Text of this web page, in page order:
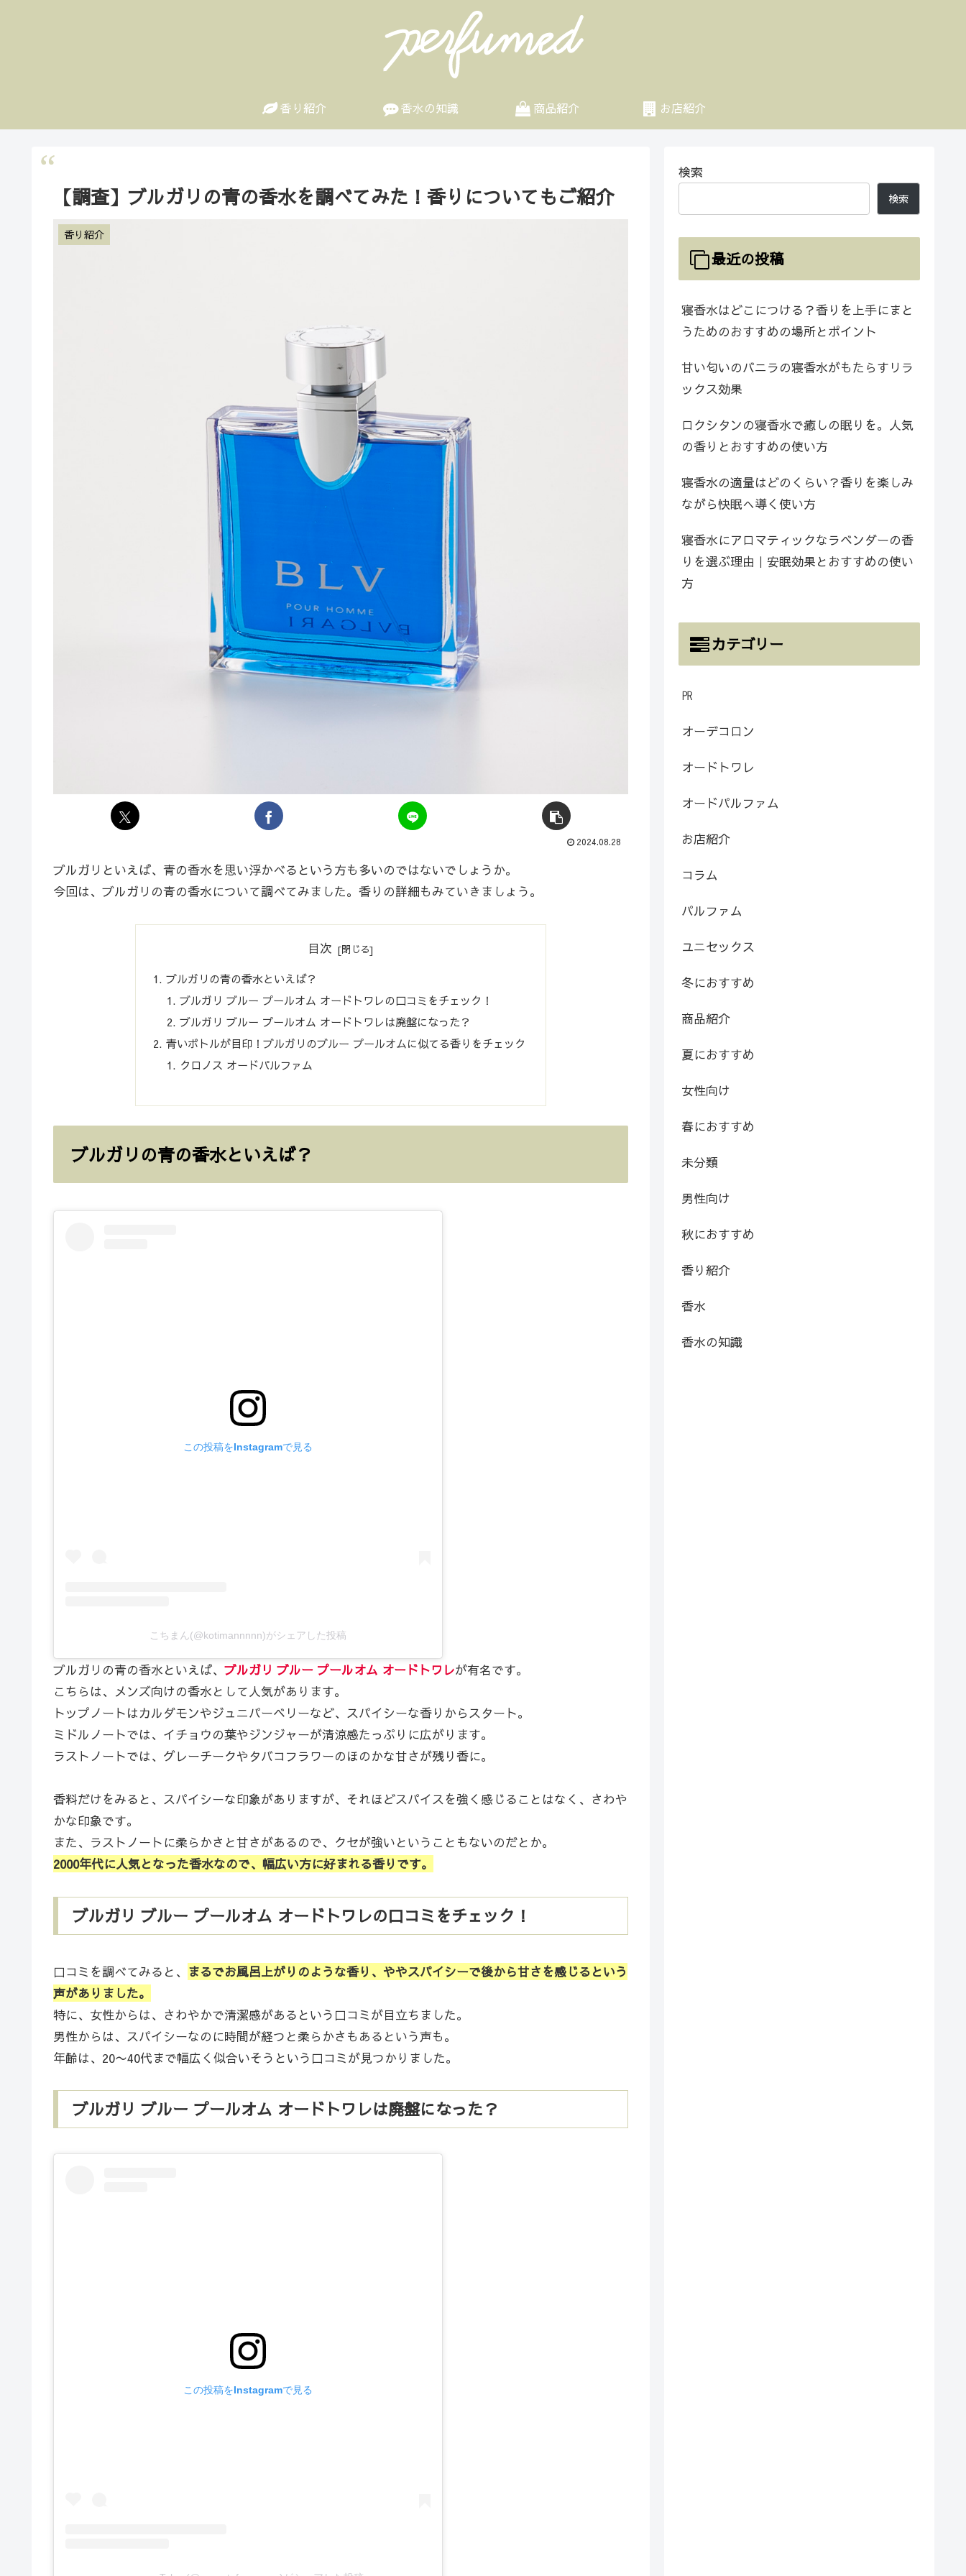
香り紹介 香水の知識 商品紹介 お店紹介
【調査】ブルガリの青の香水を調べてみた！香りについてもご紹介
香り紹介
2024.08.28
ブルガリといえば、青の香水を思い浮かべるという方も多いのではないでしょうか。
今回は、ブルガリの青の香水について調べてみました。香りの詳細もみていきましょう。
目次
ブルガリの青の香水といえば？
ブルガリ ブルー プールオム オードトワレの口コミをチェック！
ブルガリ ブルー プールオム オードトワレは廃盤になった？
青いボトルが目印！ブルガリのブルー プールオムに似てる香りをチェック
クロノス オードパルファム
ブルガリの青の香水といえば？
この投稿をInstagramで見る
こちまん(@kotimannnnn)がシェアした投稿
ブルガリの青の香水といえば、 ブルガリ ブルー プールオム オードトワレが有名です。
こちらは、メンズ向けの香水として人気があります。
トップノートはカルダモンやジュニパーベリーなど、スパイシーな香りからスタート。
ミドルノートでは、イチョウの葉やジンジャーが清涼感たっぷりに広がります。
ラストノートでは、グレーチークやタバコフラワーのほのかな甘さが残り香に。
香料だけをみると、スパイシーな印象がありますが、それほどスパイスを強く感じることはなく、さわや
かな印象です。
また、ラストノートに柔らかさと甘さがあるので、クセが強いということもないのだとか。
2000年代に人気となった香水なので、幅広い方に好まれる香りです。
ブルガリ ブルー プールオム オードトワレの口コミをチェック！
口コミを調べてみると、 まるでお風呂上がりのような香り、ややスパイシーで後から甘さを感じるという
声がありました。
特に、女性からは、さわやかで清潔感があるという口コミが目立ちました。
男性からは、スパイシーなのに時間が経つと柔らかさもあるという声も。
年齢は、20〜40代まで幅広く似合いそうという口コミが見つかりました。
ブルガリ ブルー プールオム オードトワレは廃盤になった？
この投稿をInstagramで見る
検索
検索
最近の投稿
寝香水はどこにつける？香りを上手にまと
うためのおすすめの場所とポイント
甘い匂いのバニラの寝香水がもたらすリラ
ックス効果
ロクシタンの寝香水で癒しの眠りを。人気
の香りとおすすめの使い方
寝香水の適量はどのくらい？香りを楽しみ
ながら快眠へ導く使い方
寝香水にアロマティックなラベンダーの香
りを選ぶ理由｜安眠効果とおすすめの使い
方
カテゴリー
㏚
オーデコロン
オードトワレ
オードパルファム
お店紹介
コラム
パルファム
ユニセックス
冬におすすめ
商品紹介
夏におすすめ
女性向け
春におすすめ
未分類
男性向け
秋におすすめ
香り紹介
香水
香水の知識